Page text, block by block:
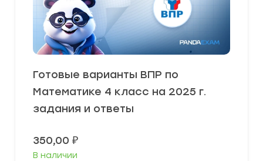
Готовые варианты ВПР по
Математике 4 класс на 2025 г.
задания и ответы
350,00 ₽
В наличии